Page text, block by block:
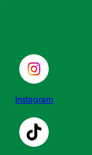
Instagram